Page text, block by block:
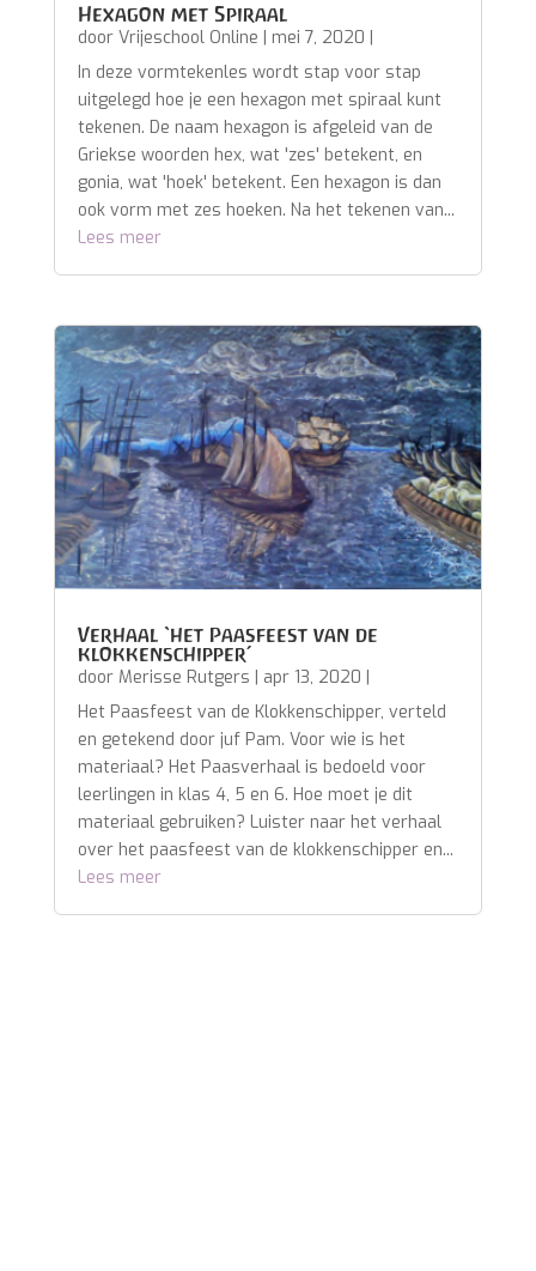
Hexagon met Spiraal
door Vrijeschool Online | mei 7, 2020 |
In deze vormtekenles wordt stap voor stap
uitgelegd hoe je een hexagon met spiraal kunt
tekenen. De naam hexagon is afgeleid van de
Griekse woorden hex, wat 'zes' betekent, en
gonia, wat 'hoek' betekent. Een hexagon is dan
ook vorm met zes hoeken. Na het tekenen van...
Lees meer
Verhaal ‘het Paasfeest van de
klokkenschipper’
door Merisse Rutgers apr 13, 2020
Het Paasfeest van de Klokkenschipper, verteld
en getekend door juf Pam. Voor wie is het
materiaal? Het Paasverhaal is bedoeld voor
leerlingen in klas 4, 5 en 6. Hoe moet je dit
materiaal gebruiken? Luister naar het verhaal
over het paasfeest van de klokkenschipper en...
Lees meer